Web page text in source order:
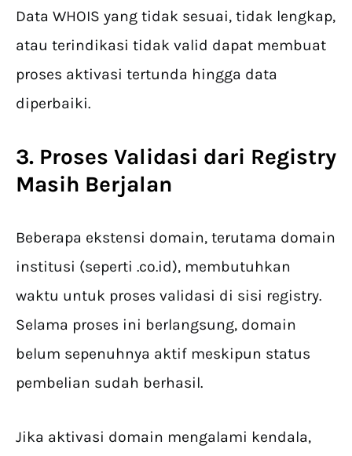
Data WHOIS yang tidak sesuai, tidak lengkap,
atau terindikasi tidak valid dapat membuat
proses aktivasi tertunda hingga data
diperbaiki.
3. Proses Validasi dari Registry
Masih Berjalan
Beberapa ekstensi domain, terutama domain
institusi (seperti .co.id), membutuhkan
waktu untuk proses validasi di sisi registry.
Selama proses ini berlangsung, domain
belum sepenuhnya aktif meskipun status
pembelian sudah berhasil.
Jika aktivasi domain mengalami kendala,